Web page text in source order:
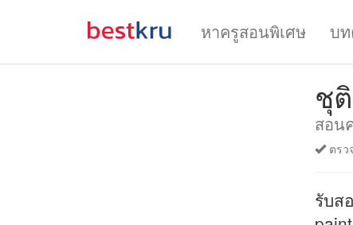
หาครูสอนพิเศษ บ
ชุ
สอน
ตรว
รับส